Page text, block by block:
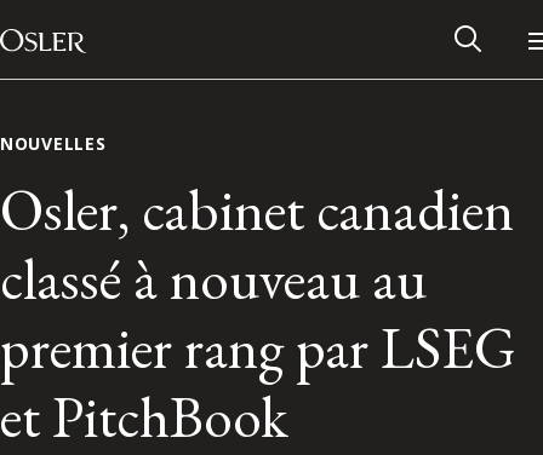
Passer au contenu
Main Navigation
NOUVELLES
Osler, cabinet canadien
classé à nouveau au
premier rang par LSEG
et PitchBook